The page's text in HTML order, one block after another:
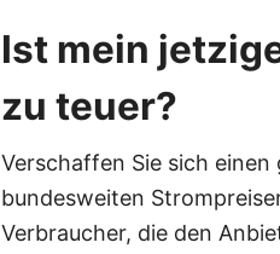
Ist mein
zu teuer?
Verschaffen Sie sich
bundesweiten
Verbraucher, die den